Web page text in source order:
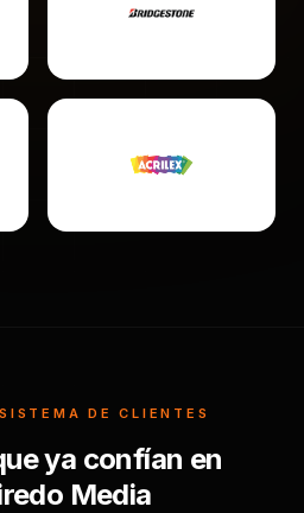
DE CLIENTES
ya confían en
Media